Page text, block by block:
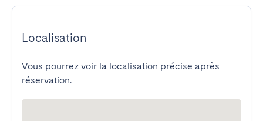
Localisation
Vous pourrez voir la localisation précise après
réservation.